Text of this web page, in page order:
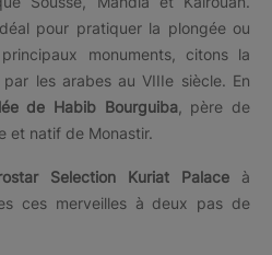
pour pratiquer la plongée ou
monuments, citons la
les arabes au VIIIe siècle. En
de Habib Bourguiba, père de
et natif de Monastir.
Selection Kuriat Palace à
ces merveilles à deux pas de